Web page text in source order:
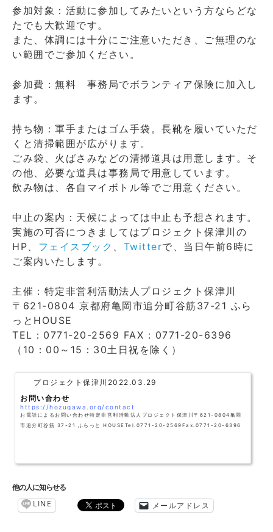
参加対象：活動に参加してみたいという方ならどな
たでも大歓迎です。
また、体調には十分にご注意いただき、ご無理のな
い範囲でご参加ください。
参加費：無料 事務局でボランティア保険に加入し
ます。
持ち物：軍手またはゴム手袋。長靴を履いていただ
くと清掃範囲が広がります。
ごみ袋、火ばさみなどの清掃道具は用意します。そ
の他、必要な道具は事務局で用意しています。
飲み物は、各自マイボトル等でご用意ください。
中止の案内：天候によっては中止も予想されます。
実施の可否につきましてはプロジェクト保津川の
HP、 フェイスブック Twitterで、当日午前6時に
ご案内いたします。
主催：特定非営利活動法人プロジェクト保津川
〒621-0804 京都府亀岡市追分町谷筋37-21 ふら
っとHOUSE
TEL：0771-20-2569 FAX : 0771-20-6396
（10：00～15：30土日祝を除く）
プロジェクト保津川 2022.03.29
お問い合わせ
https://hozugawa.org/contact
お電話によるお問い合わせ特定非営利活動法人プロジェクト保津川〒621-0804亀岡
市追分町谷筋 37-21 ふらっと HOUSETel.0771-20-2569Fax.0771-20-6396
他の人に知らせる
LINE メールアドレス